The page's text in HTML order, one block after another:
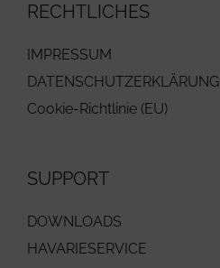
RECHTLICHES
IMPRESSUM
DATENSCHUTZERKLÄRUNG
Cookie-Richtlinie (EU)
SUPPORT
DOWNLOADS
HAVARIESERVICE